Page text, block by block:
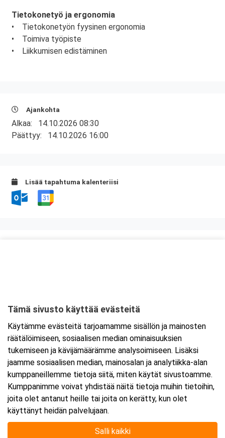
Tietokonetyö ja ergonomia
• Tietokonetyön fyysinen ergonomia
• Toimiva työpiste
• Liikkumisen edistäminen
Ajankohta
Alkaa: 14.10.2026 08:30
Päättyy: 14.10.2026 16:00
Lisää tapahtuma kalenteriisi
Tarkempi kartta ja ajo-ohjeet
Tämä sivusto käyttää evästeitä
Käytämme evästeitä tarjoamamme sisällön ja mainosten
räätälöimiseen, sosiaalisen median ominaisuuksien
tukemiseen ja kävijämäärämme analysoimiseen. Lisäksi
jaamme sosiaalisen median, mainosalan ja analytiikka-alan
kumppaneillemme tietoja siitä, miten käytät sivustoamme.
Kumppanimme voivat yhdistää näitä tietoja muihin tietoihin,
joita olet antanut heille tai joita on kerätty, kun olet
käyttänyt heidän palvelujaan.
Salli kaikki